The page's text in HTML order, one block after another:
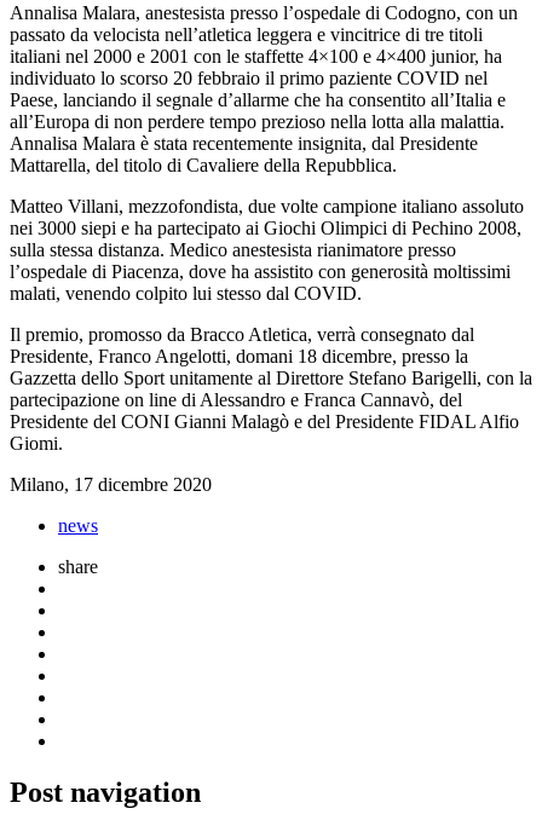
Annalisa Malara, anestesista presso l’ospedale di Codogno, con un
passato da velocista nell’atletica leggera e vincitrice di tre titoli
italiani nel 2000 e 2001 con le staffette 4×100 e 4×400 junior, ha
individuato lo scorso 20 febbraio il primo paziente COVID nel
Paese, lanciando il segnale d’allarme che ha consentito all’Italia e
all’Europa di non perdere tempo prezioso nella lotta alla malattia.
Annalisa Malara è stata recentemente insignita, dal Presidente
Mattarella, del titolo di Cavaliere della Repubblica.
Matteo Villani, mezzofondista, due volte campione italiano assoluto
nei 3000 siepi e ha partecipato ai Giochi Olimpici di Pechino 2008,
sulla stessa distanza. Medico anestesista rianimatore presso
l’ospedale di Piacenza, dove ha assistito con generosità moltissimi
malati, venendo colpito lui stesso dal COVID.
Il premio, promosso da Bracco Atletica, verrà consegnato dal
Presidente, Franco Angelotti, domani 18 dicembre, presso la
Gazzetta dello Sport unitamente al Direttore Stefano Barigelli, con la
partecipazione on line di Alessandro e Franca Cannavò, del
Presidente del CONI Gianni Malagò e del Presidente FIDAL Alfio
Giomi.
Milano, 17 dicembre 2020
news
share
Post navigation